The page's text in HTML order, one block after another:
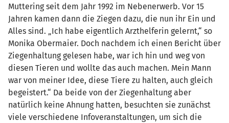
Muttering seit dem Jahr 1992 im Nebenerwerb. Vor 15
Jahren kamen dann die Ziegen dazu, die nun ihr Ein und
Alles sind. „Ich habe eigentlich Arzthelferin gelernt,“ so
Monika Obermaier. Doch nachdem ich einen Bericht über
Ziegenhaltung gelesen habe, war ich hin und weg von
diesen Tieren und wollte das auch machen. Mein Mann
war von meiner Idee, diese Tiere zu halten, auch gleich
begeistert.“ Da beide von der Ziegenhaltung aber
natürlich keine Ahnung hatten, besuchten sie zunächst
viele verschiedene Infoveranstaltungen, um sich die